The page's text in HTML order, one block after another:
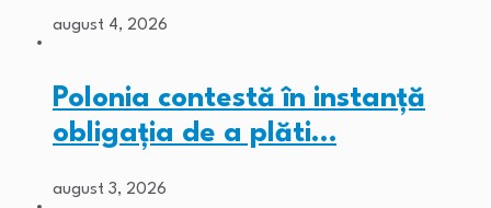
august 4, 2026
Polonia contestă în instanță
obligația de a plăti…
august 3, 2026